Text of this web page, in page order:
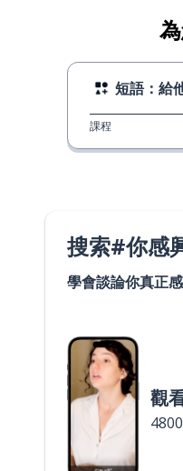
短語：給
課程
搜索#你感
學會談論你真正
觀